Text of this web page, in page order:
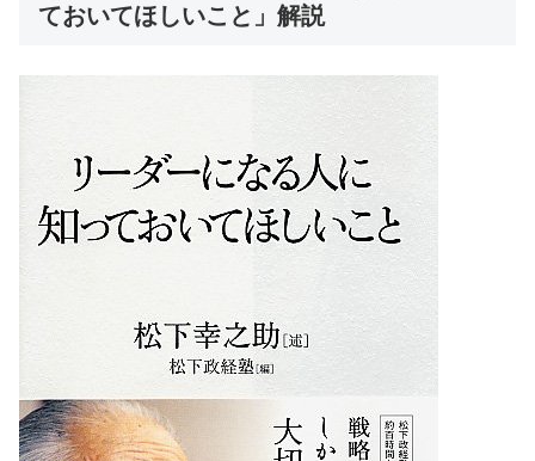
ておいてほしいこと」解説